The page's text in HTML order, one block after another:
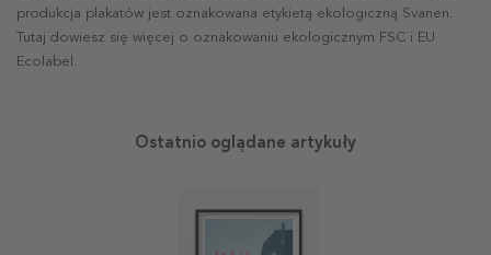
produkcja plakatów jest oznakowana etykietą ekologiczną Svanen.
Tutaj dowiesz się więcej o oznakowaniu ekologicznym FSC i EU
Ecolabel.
Ostatnio oglądane artykuły